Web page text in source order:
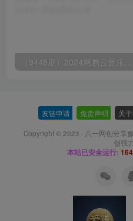
友链申请 免责声明 关
Copyright © 2023 · 八一网创分享
创强
本站已安全运行: